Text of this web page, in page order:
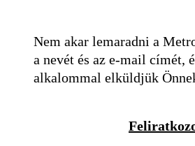
Nem akar lemaradni a
a nevét és az e-mail címét,
alkalommal elküldjük